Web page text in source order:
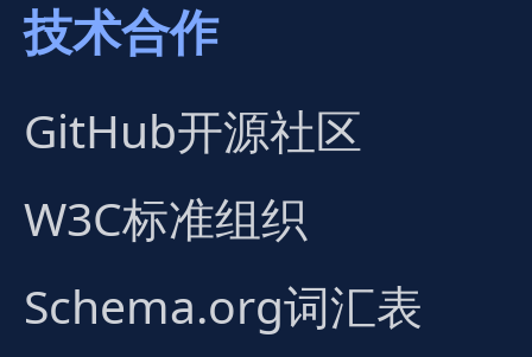
技术合作
GitHub开源社区
W3C标准组织
Schema.org词汇表